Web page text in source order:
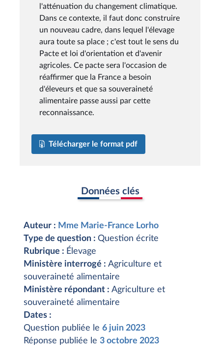
l'atténuation du changement climatique.
Dans ce contexte, il faut donc construire
un nouveau cadre, dans lequel l'élevage
aura toute sa place ; c'est tout le sens du
Pacte et loi d'orientation et d'avenir
agricoles. Ce pacte sera l'occasion de
réaffirmer que la France a besoin
d'éleveurs et que sa souveraineté
alimentaire passe aussi par cette
reconnaissance.
Télécharger le format pdf
Données clés
Auteur : Mme Marie-France Lorho
Type de question : Question écrite
Rubrique : Élevage
Ministère interrogé : Agriculture et
souveraineté alimentaire
Ministère répondant : Agriculture et
souveraineté alimentaire
Dates :
Question publiée le 6 juin 2023
Réponse publiée le 3 octobre 2023